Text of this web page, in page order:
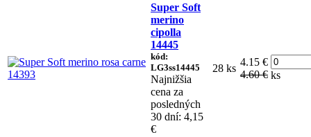
Super Soft
merino
cipolla
14445
kód:
LG3ss14445
Najnižšia
cena za
posledných
30 dní: 4,15
€
28 ks
4.15 €
4.60 € ks